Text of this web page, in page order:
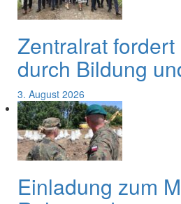
Zentralrat
durch Bildung
3. August 2026
Einladung zum